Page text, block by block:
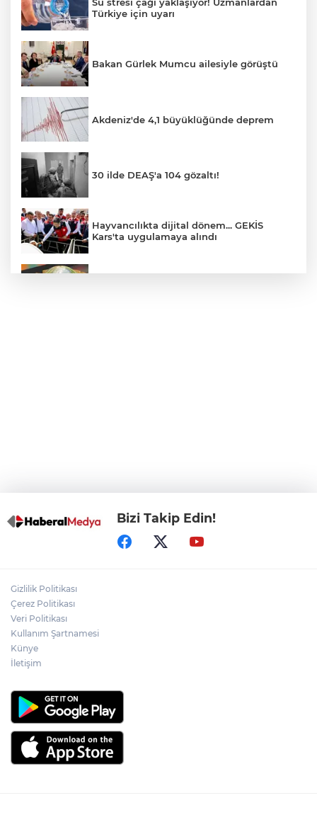
Su stresi çağı yaklaşıyor! Uzmanlardan
Türkiye için uyarı
Bakan Gürlek Mumcu ailesiyle görüştü
Akdeniz'de 4,1 büyüklüğünde deprem
30 ilde DEAŞ'a 104 gözaltı!
Hayvancılıkta dijital dönem... GEKİS
Kars'ta uygulamaya alındı
Bizi Takip Edin!
Gizlilik Politikası
Çerez Politikası
Veri Politikası
Kullanım Şartnamesi
Künye
İletişim